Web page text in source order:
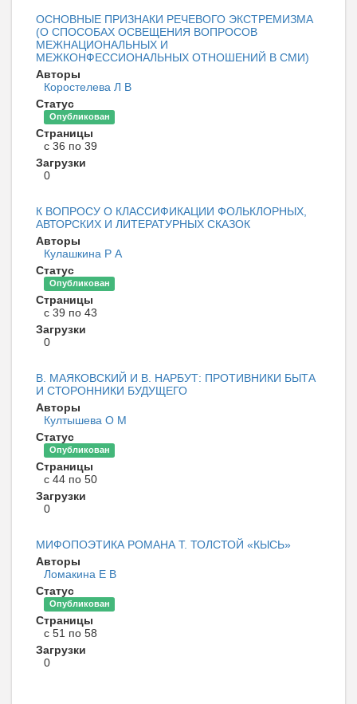
ОСНОВНЫЕ ПРИЗНАКИ РЕЧЕВОГО ЭКСТРЕМИЗМА
(О СПОСОБАХ ОСВЕЩЕНИЯ ВОПРОСОВ
МЕЖНАЦИОНАЛЬНЫХ И
МЕЖКОНФЕССИОНАЛЬНЫХ ОТНОШЕНИЙ В СМИ)
Авторы
Коростелева Л В
Статус
Опубликован
Страницы
с 36 по 39
Загрузки
0
К ВОПРОСУ О КЛАССИФИКАЦИИ ФОЛЬКЛОРНЫХ,
АВТОРСКИХ И ЛИТЕРАТУРНЫХ СКАЗОК
Авторы
Кулашкина Р А
Статус
Опубликован
Страницы
с 39 по 43
Загрузки
0
В. МАЯКОВСКИЙ И В. НАРБУТ: ПРОТИВНИКИ БЫТА
И СТОРОННИКИ БУДУЩЕГО
Авторы
Култышева О М
Статус
Опубликован
Страницы
с 44 по 50
Загрузки
0
МИФОПОЭТИКА РОМАНА Т. ТОЛСТОЙ «КЫСЬ»
Авторы
Ломакина Е В
Статус
Опубликован
Страницы
с 51 по 58
Загрузки
0